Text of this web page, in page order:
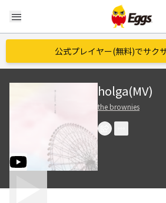
menu
公式プレイヤー(無料)でサク
holga(MV)
the brownies